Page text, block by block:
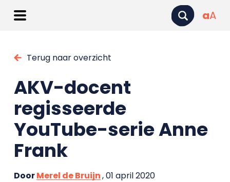
aA
Terug naar overzicht
AKV-docent
regisseerde
YouTube-serie Anne
Frank
DoorMerel de Bruijn, 01 april 2020